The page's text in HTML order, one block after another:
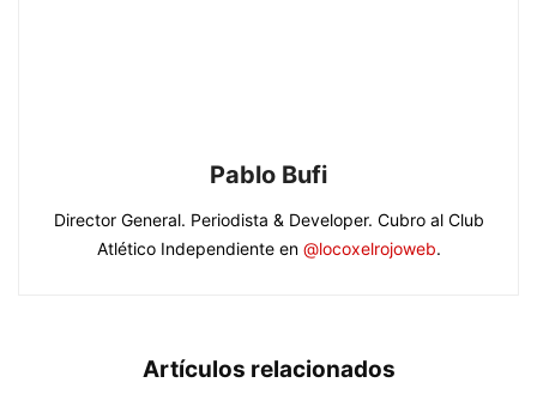
Pablo Bufi
Director General. Periodista & Developer. Cubro al Club
Atlético Independiente en @locoxelrojoweb.
Artículos relacionados